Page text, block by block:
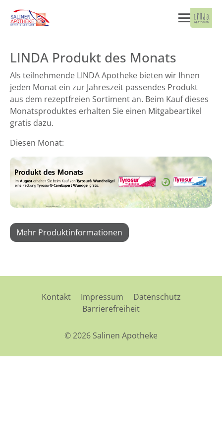
LINDA Produkt des Monats
Als teilnehmende LINDA Apotheke bieten wir Ihnen
jeden Monat ein zur Jahreszeit passendes Produkt
aus dem rezeptfreien Sortiment an. Beim Kauf dieses
Monatsproduktes erhalten Sie einen Mitgabeartikel
gratis dazu.
Diesen Monat:
Mehr Produktinformationen
Kontakt Impressum
Datenschutz
Barrierefreiheit
© 2026 Salinen Apotheke